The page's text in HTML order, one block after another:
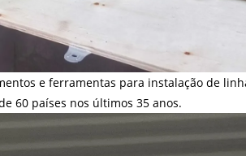
e ferramentas para instalação de
60 países nos últimos 35 anos.